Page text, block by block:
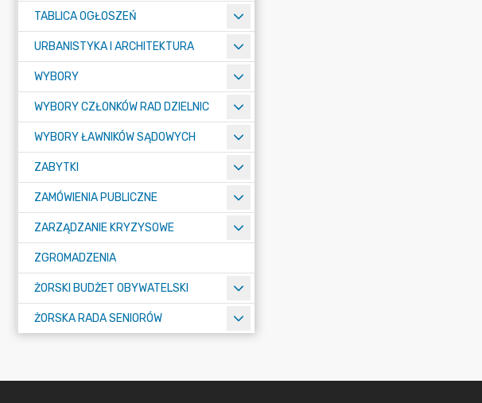
TABLICA OGŁOSZEŃ
URBANISTYKA I ARCHITEKTURA
WYBORY
WYBORY CZŁONKÓW RAD DZIELNIC
WYBORY ŁAWNIKÓW SĄDOWYCH
ZABYTKI
ZAMÓWIENIA PUBLICZNE
ZARZĄDZANIE KRYZYSOWE
ZGROMADZENIA
ŻORSKI BUDŻET OBYWATELSKI
ŻORSKA RADA SENIORÓW